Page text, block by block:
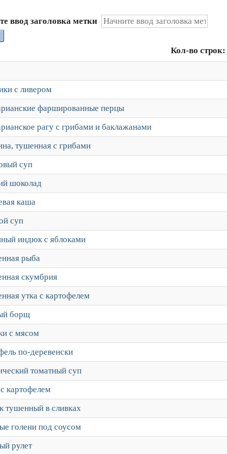
ввод заголовка метки
Кол-во строк:
с ливером
фаршированные перцы
рагу с грибами и баклажанами
тушенная с грибами
суп
шоколад
каша
суп
индюк с яблоками
рыба
скумбрия
утка с картофелем
борщ
с мясом
по-деревенски
томатный суп
картофелем
тушенный в сливках
голени под соусом
рулет